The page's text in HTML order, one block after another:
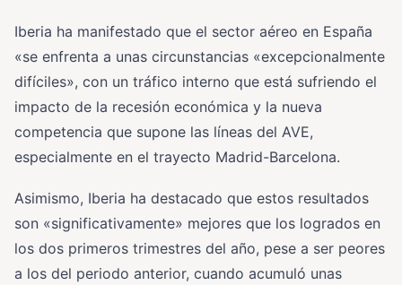
Iberia ha manifestado que el sector aéreo en España
«se enfrenta a unas circunstancias «excepcionalmente
difíciles», con un tráfico interno que está sufriendo el
impacto de la recesión económica y la nueva
competencia que supone las líneas del AVE,
especialmente en el trayecto Madrid-Barcelona.
Asimismo, Iberia ha destacado que estos resultados
son «significativamente» mejores que los logrados en
los dos primeros trimestres del año, pese a ser peores
a los del periodo anterior, cuando acumuló unas